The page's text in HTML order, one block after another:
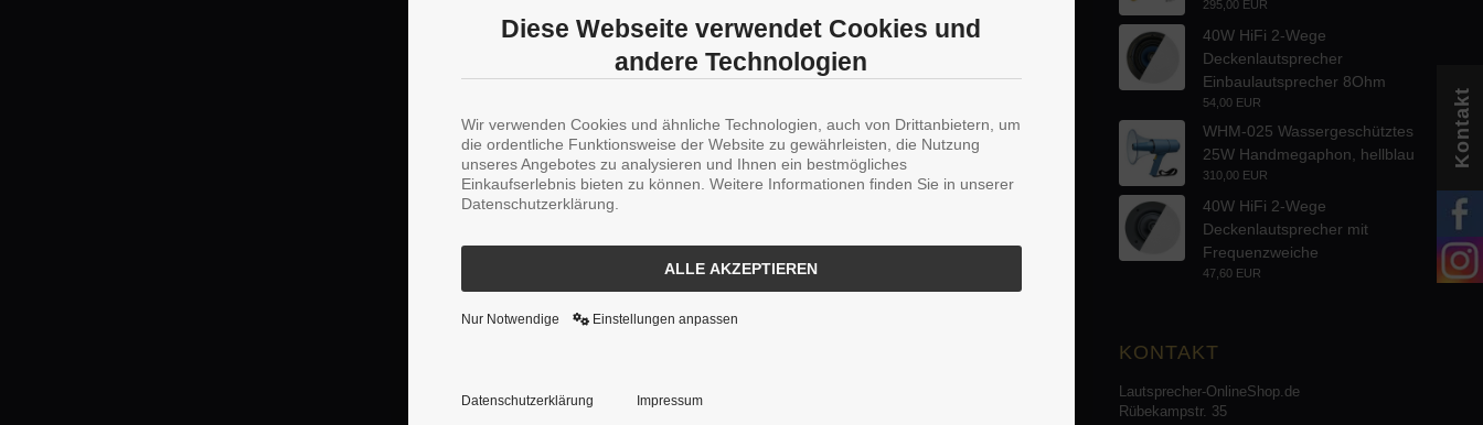
Kontakt
295,00 EUR
40W HiFi 2-Wege
Deckenlautsprecher
Einbaulautsprecher 8Ohm
54,00 EUR
WHM-025 Wassergeschütztes
25W Handmegaphon, hellblau
310,00 EUR
40W HiFi 2-Wege
Deckenlautsprecher mit
Frequenzweiche
47,60 EUR
KONTAKT
Lautsprecher-OnlineShop.de
Rübekampstr. 35
Diese Webseite verwendet Cookies und
andere Technologien
Wir verwenden Cookies und ähnliche Technologien, auch von Drittanbietern, um
die ordentliche Funktionsweise der Website zu gewährleisten, die Nutzung
unseres Angebotes zu analysieren und Ihnen ein bestmögliches
Einkaufserlebnis bieten zu können. Weitere Informationen finden Sie in unserer
Datenschutzerklärung.
ALLE AKZEPTIEREN
Nur Notwendige Einstellungen anpassen
Datenschutzerklärung Impressum